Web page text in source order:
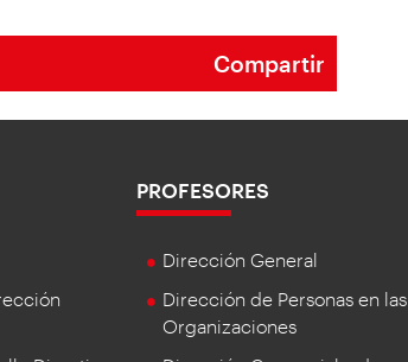
Compartir
PROFESORES
Dirección General
Dirección de Personas en las
Organizaciones